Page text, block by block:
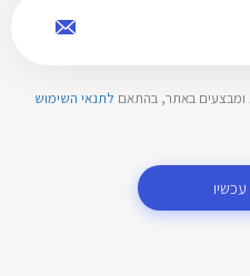
ומבצעים באתר, בהתאם לתנאי השימוש